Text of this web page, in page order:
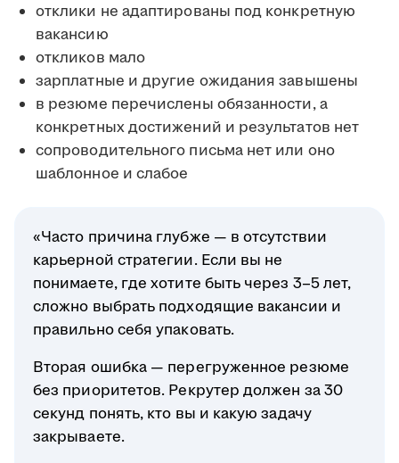
отклики не адаптированы под конкретную
вакансию
откликов мало
зарплатные и другие ожидания завышены
в резюме перечислены обязанности, а
конкретных достижений и результатов нет
сопроводительного письма нет или оно
шаблонное и слабое
«Часто причина глубже — в отсутствии
карьерной стратегии. Если вы не
понимаете, где хотите быть через 3–5 лет,
сложно выбрать подходящие вакансии и
правильно себя упаковать.
Вторая ошибка — перегруженное резюме
без приоритетов. Рекрутер должен за 30
секунд понять, кто вы и какую задачу
закрываете.